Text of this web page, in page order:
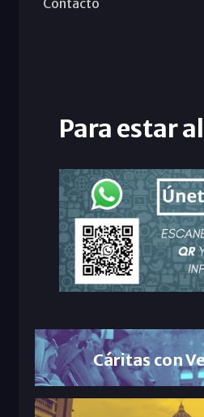
Para estar
Cáritas con